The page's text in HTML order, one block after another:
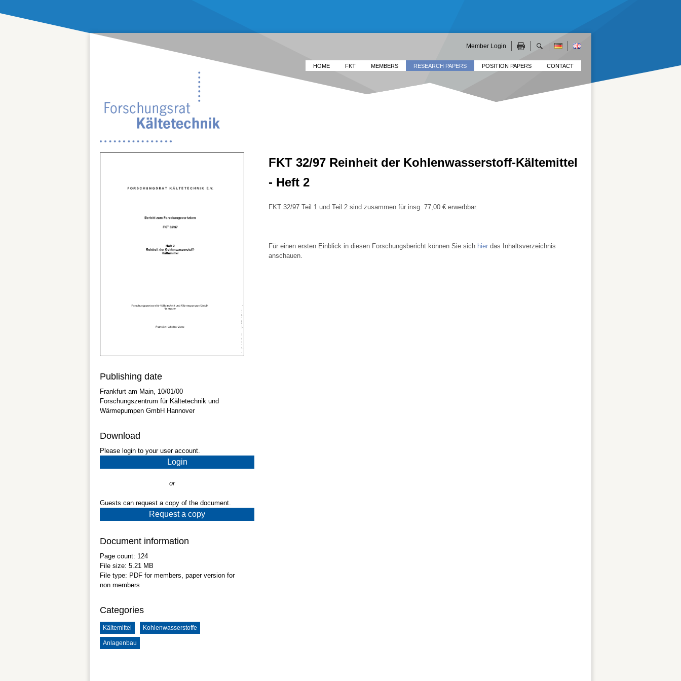
Member Login
HOME FKT MEMBERS RESEARCH PAPERS POSITION PAPERS CONTACT
FKT 32/97 Reinheit der Kohlenwasserstoff-Kältemittel
- Heft 2
FKT 32/97 Teil 1 und Teil 2 sind zusammen für insg. 77,00 € erwerbbar.
Für einen ersten Einblick in diesen Forschungsbericht können Sie sich hierdas Inhaltsverzeichnis
anschauen.
Publishing date
Frankfurt am Main, 10/01/00
Forschungszentrum für Kältetechnik und
Wärmepumpen GmbH Hannover
Download
Please login to your user account.
Login
or
Guests can request a copy of the document.
Request a copy
Document information
Page count: 124
File size: 5.21 MB
File type: PDF for members, paper version for
non members
Categories
Kältemittel Kohlenwasserstoffe
Anlagenbau